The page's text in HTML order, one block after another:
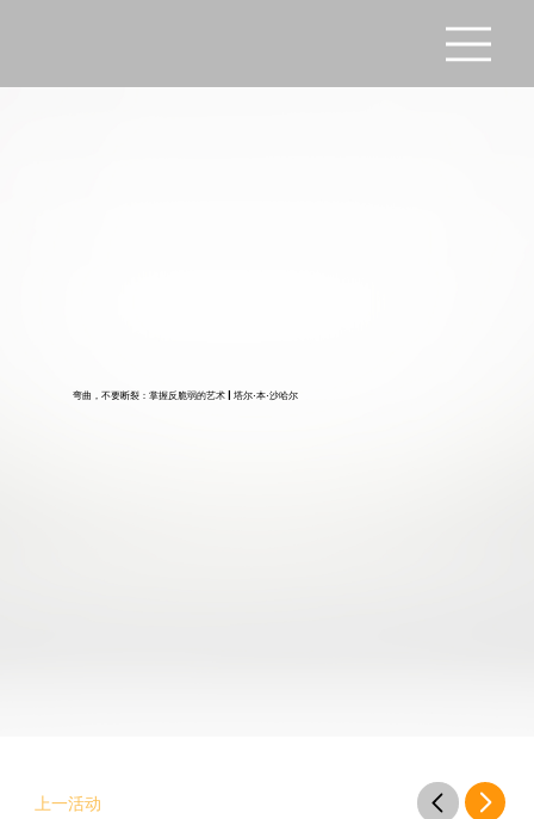
弯曲，不要断裂：掌握反脆弱的艺术 | 塔尔·本·沙哈尔
上一活动